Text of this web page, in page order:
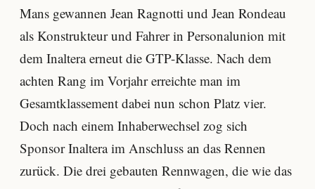
Mans gewannen Jean Ragnotti und Jean Rondeau
als Konstrukteur und Fahrer in Personalunion mit
dem Inaltera erneut die GTP-Klasse. Nach dem
achten Rang im Vorjahr erreichte man im
Gesamtklassement dabei nun schon Platz vier.
Doch nach einem Inhaberwechsel zog sich
Sponsor Inaltera im Anschluss an das Rennen
zurück. Die drei gebauten Rennwagen, die wie das